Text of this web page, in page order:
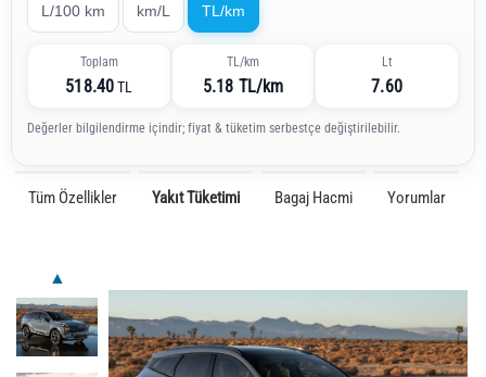
L/100 km km/L TL/km
Toplam
518.40TL
TL/km
5.18 TL/km
Lt
7.60
Değerler bilgilendirme içindir; fiyat & tüketim serbestçe değiştirilebilir.
Tüm Özellikler Yakıt Tüketimi Bagaj Hacmi Yorumlar
▲